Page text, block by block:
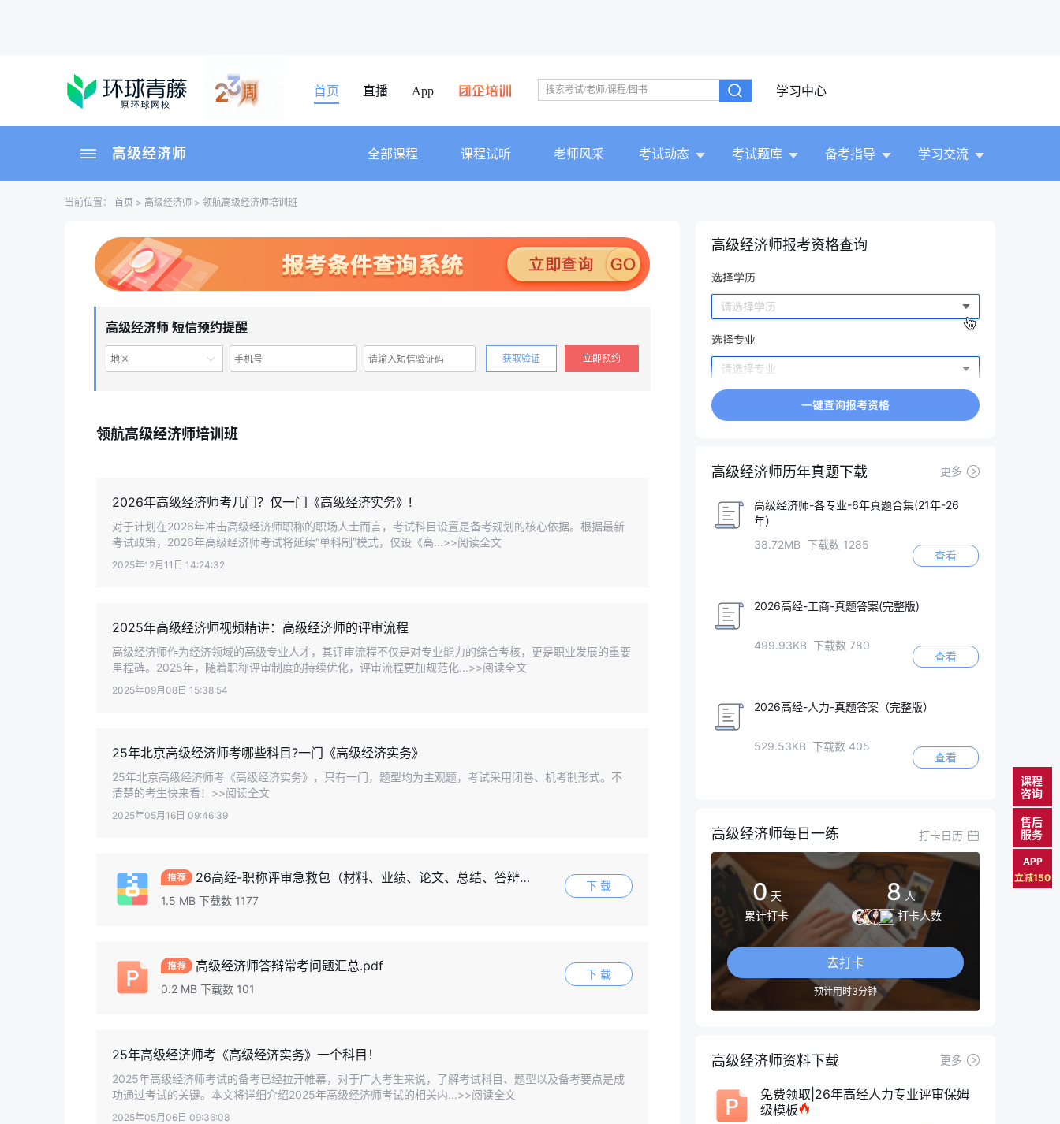
首页 直播 App 学习中心
高级经济师 全部课程 课程试听 老师风采 考试动态 考试题库 备考指导 学习交流
当前位置： 首页 > 高级经济师 > 领航高级经济师培训班
高级经济师 短信预约提醒
地区 获取验证 立即预约
领航高级经济师培训班
2026年高级经济师考几门？仅一门《高级经济实务》!
对于计划在2026年冲击高级经济师职称的职场人士而言，考试科目设置是备考规划的核心依据。根据最新
考试政策，2026年高级经济师考试将延续“单科制”模式，仅设《高...>>阅读全文
2025年12月11日 14:24:32
2025年高级经济师视频精讲：高级经济师的评审流程
高级经济师作为经济领域的高级专业人才，其评审流程不仅是对专业能力的综合考核，更是职业发展的重要
里程碑。2025年，随着职称评审制度的持续优化，评审流程更加规范化...>>阅读全文
2025年09月08日 15:38:54
25年北京高级经济师考哪些科目?一门《高级经济实务》
25年北京高级经济师考《高级经济实务》，只有一门，题型均为主观题，考试采用闭卷、机考制形式。不
清楚的考生快来看！>>阅读全文
2025年05月16日 09:46:39
26高经-职称评审急救包（材料、业绩、论文、总结、答辩）.rar
1.5 MB 下载数 1177
下 载
高级经济师答辩常考问题汇总.pdf
0.2 MB 下载数 101
下 载
25年高级经济师考《高级经济实务》一个科目！
2025年高级经济师考试的备考已经拉开帷幕，对于广大考生来说，了解考试科目、题型以及备考要点是成
功通过考试的关键。本文将详细介绍2025年高级经济师考试的相关内...>>阅读全文
2025年05月06日 09:36:08
高级经济师报考资格查询
高级经济师历年真题下载 更多
高级经济师-各专业-6年真题合集(21年-26
年）
38.72MB 下载数 1285
查看
2026高经-工商-真题答案(完整版)
499.93KB 下载数 780
查看
2026高经-人力-真题答案（完整版）
529.53KB 下载数 405
查看
高级经济师每日一练 打卡日历
0 天
累计打卡
8 人
打卡人数
去打卡
预计用时3分钟
高级经济师资料下载 更多
免费领取|26年高经人力专业评审保姆
级模板
课程
咨询
售后
服务
APP
立减150